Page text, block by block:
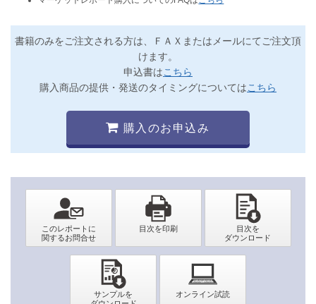
書籍のみをご注文される方は、ＦＡＸまたはメールにてご注文頂
けます。
申込書はこちら
購入商品の提供・発送のタイミングについてはこちら
購入のお申込み